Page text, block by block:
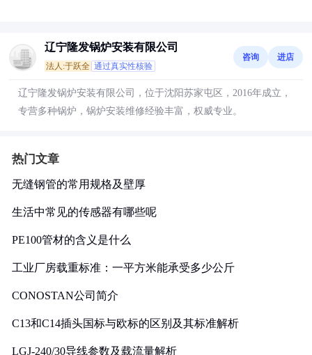
辽宁隆发锅炉安装有限公司
法人:于跃全 通过真实性核验
咨询 进店
辽宁隆发锅炉安装有限公司，位于沈阳苏家屯区，2016年成立，
专营多种锅炉，锅炉安装维修经验丰富，权威专业。
热门文章
无缝钢管的常用规格及壁厚
生活中常见的传感器有哪些呢
PE100管材的含义是什么
工业厂房载重标准：一平方米能承受多少公斤
CONOSTAN公司简介
C13和C14插头国标与欧标的区别及其标准解析
LGJ-240/30导线参数及载流量解析